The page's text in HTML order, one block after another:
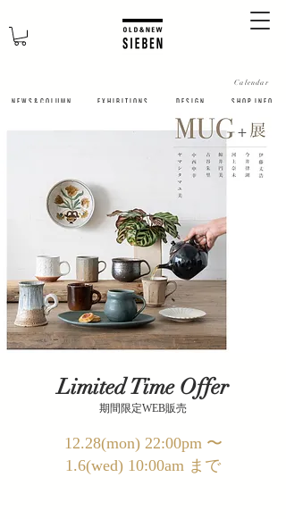
N E W S & C O L U M N
Calendar
​E X H I B I T I O N S D E S I G N S H O P I N F O
Limited Time Offer
期間限定WEB販売
12.28(mon) 22:00pm 〜
1.6(wed) 10:00am まで